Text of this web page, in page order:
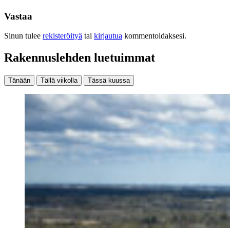
Vastaa
Sinun tulee rekisteröityä tai kirjautua kommentoidaksesi.
Rakennuslehden luetuimmat
Tänään Tällä viikolla Tässä kuussa